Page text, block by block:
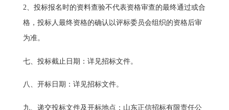
2、投标报名时的资料查验不代表资格审查的最终通过或合
格，投标人最终资格的确认以评标委员会组织的资格后审
为准。
七、投标截止日期：详见招标文件。
八、开标日期：详见招标文件。
九、递交投标文件及开标地点：山东正信招标有限责任公